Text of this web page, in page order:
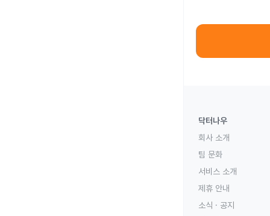
닥터나우
회사 소개
팀 문화
서비스 소개
제휴 안내
소식 · 공지